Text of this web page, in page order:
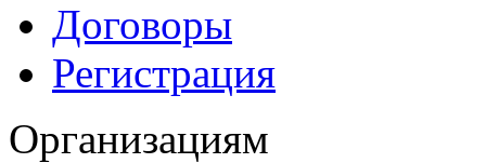
Договоры
Регистрация
Организациям